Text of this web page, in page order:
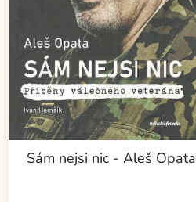
Sám nejsi nic - Aleš Opata